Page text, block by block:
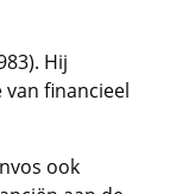
Hij
van financieel
ook